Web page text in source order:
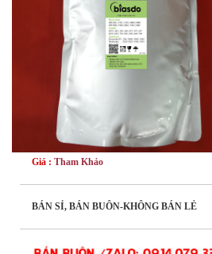
Giá : Tham Khảo
BÁN SỈ, BÁN BUÔN-KHÔNG BÁN LẺ